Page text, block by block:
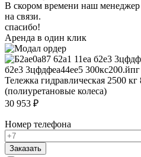
В скором времени наш менеджер
на связи.
спасибо!
Аренда в один клик
Тележка гидравлическая 2500
(полиуретановые колеса)
30 953 ₽
Номер телефона